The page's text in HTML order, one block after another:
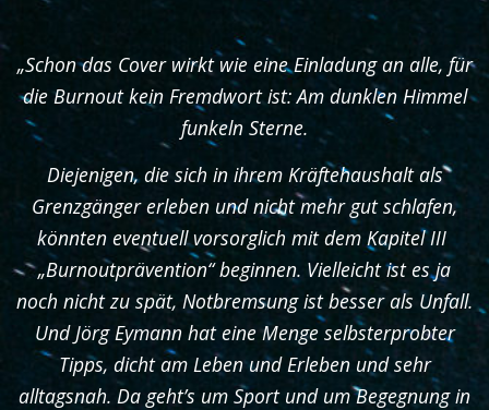
„Schon das Cover wirkt wie eine Einladung an alle, für
die Burnout kein Fremdwort ist: Am dunklen Himmel
funkeln Sterne.
Diejenigen, die sich in ihrem Kräftehaushalt als
Grenzgänger erleben und nicht mehr gut schlafen,
könnten eventuell vorsorglich mit dem Kapitel III
„Burnoutprävention“ beginnen. Vielleicht ist es ja
noch nicht zu spät, Notbremsung ist besser als Unfall.
Und Jörg Eymann hat eine Menge selbsterprobter
Tipps, dicht am Leben und Erleben und sehr
alltagsnah. Da geht’s um Sport und um Begegnung in